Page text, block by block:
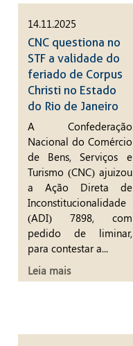
14.11.2025
CNC questiona no
STF a validade do
feriado de Corpus
Christi no Estado
do Rio de Janeiro
A Confederação
Nacional do Comércio
de Bens, Serviços e
Turismo (CNC) ajuizou
a Ação Direta de
Inconstitucionalidade
(ADI) 7898, com
pedido de liminar,
para contestar a...
Leia mais